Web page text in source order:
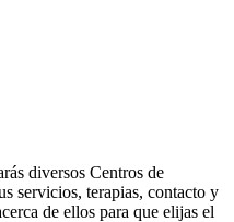
diversos Centros de
servicios, terapias, contacto y
de ellos para que elijas el